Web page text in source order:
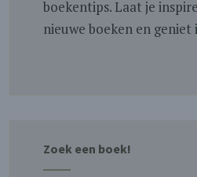
boekentips. Laat je
nieuwe boeken en
Zoek een boek!